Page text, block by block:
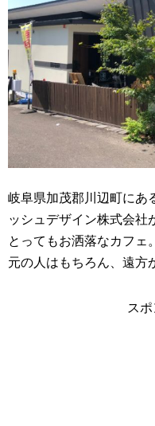
岐阜県加茂郡川辺町にあ
ッシュデザイン株式会社
とってもお洒落なカフェ
元の人はもちろん、遠方
ス